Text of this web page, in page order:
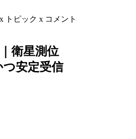
トピック x コメント
衛星測位
安定受信